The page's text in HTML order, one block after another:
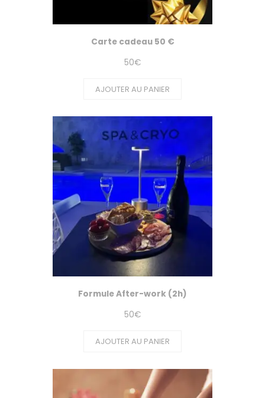
Carte cadeau 50 €
50€
AJOUTER AU PANIER
Formule After-work (2h)
50€
AJOUTER AU PANIER